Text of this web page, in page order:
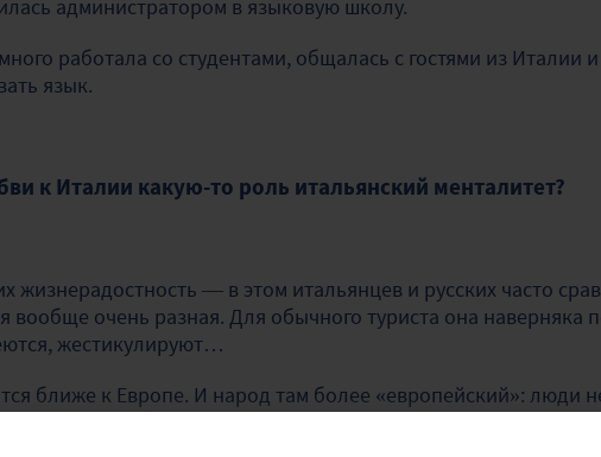
администратором в языковую школу.
работала со студентами, общалась с гостями из Италии
язык.
к Италии какую-то роль итальянский менталитет?
жизнерадостность — в этом итальянцев и русских часто
вообще очень разная. Для обычного туриста она наверняка
жестикулируют…
ближе к Европе. И народ там более «европейский»: люди
не кричат